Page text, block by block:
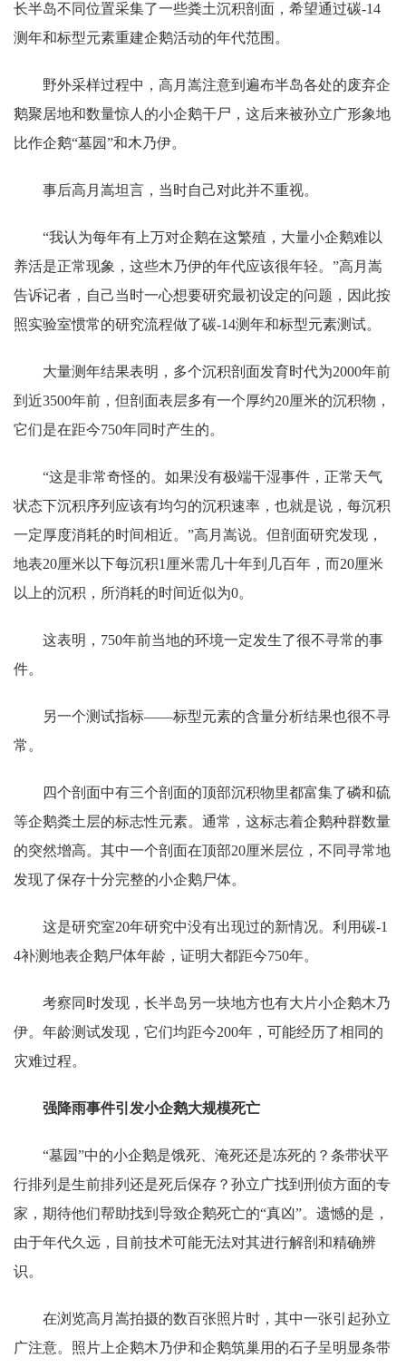
长半岛不同位置采集了一些粪土沉积剖面，希望通过碳-14
测年和标型元素重建企鹅活动的年代范围。
野外采样过程中，高月嵩注意到遍布半岛各处的废弃企
鹅聚居地和数量惊人的小企鹅干尸，这后来被孙立广形象地
比作企鹅“墓园”和木乃伊。
事后高月嵩坦言，当时自己对此并不重视。
“我认为每年有上万对企鹅在这繁殖，大量小企鹅难以
养活是正常现象，这些木乃伊的年代应该很年轻。”高月嵩
告诉记者，自己当时一心想要研究最初设定的问题，因此按
照实验室惯常的研究流程做了碳-14测年和标型元素测试。
大量测年结果表明，多个沉积剖面发育时代为2000年前
到近3500年前，但剖面表层多有一个厚约20厘米的沉积物，
它们是在距今750年同时产生的。
“这是非常奇怪的。如果没有极端干湿事件，正常天气
状态下沉积序列应该有均匀的沉积速率，也就是说，每沉积
一定厚度消耗的时间相近。”高月嵩说。但剖面研究发现，
地表20厘米以下每沉积1厘米需几十年到几百年，而20厘米
以上的沉积，所消耗的时间近似为0。
这表明，750年前当地的环境一定发生了很不寻常的事
件。
另一个测试指标——标型元素的含量分析结果也很不寻
常。
四个剖面中有三个剖面的顶部沉积物里都富集了磷和硫
等企鹅粪土层的标志性元素。通常，这标志着企鹅种群数量
的突然增高。其中一个剖面在顶部20厘米层位，不同寻常地
发现了保存十分完整的小企鹅尸体。
这是研究室20年研究中没有出现过的新情况。利用碳-1
4补测地表企鹅尸体年龄，证明大都距今750年。
考察同时发现，长半岛另一块地方也有大片小企鹅木乃
伊。年龄测试发现，它们均距今200年，可能经历了相同的
灾难过程。
强降雨事件引发小企鹅大规模死亡
“墓园”中的小企鹅是饿死、淹死还是冻死的？条带状平
行排列是生前排列还是死后保存？孙立广找到刑侦方面的专
家，期待他们帮助找到导致企鹅死亡的“真凶”。遗憾的是，
由于年代久远，目前技术可能无法对其进行解剖和精确辨
识。
在浏览高月嵩拍摄的数百张照片时，其中一张引起孙立
广注意。照片上企鹅木乃伊和企鹅筑巢用的石子呈明显条带